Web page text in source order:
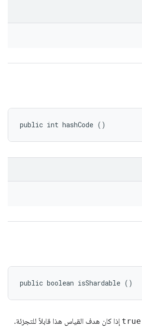
public int hashCode ()
public boolean isShardable ()
true إذا كان هدف القياس هذا قابلاً للتجزئة.